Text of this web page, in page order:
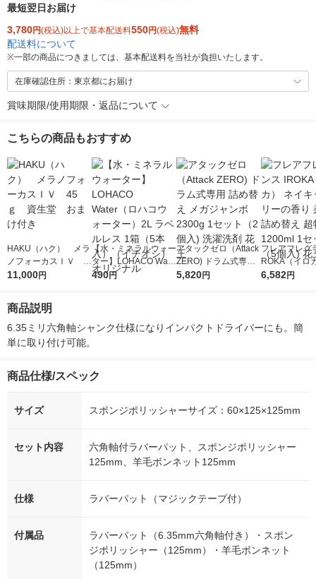
最短翌日お届け
3,780円(税込)以上で基本配送料550円(税込)無料
配送料について
※一部の商品につきましては、基本配送料を当社が負担いたします。
在庫確認住所：東京都にお届け
賞味期限/使用期限・返品について
こちらの商品もおすすめ
HAKU（ハク） メラ
ノフォーカスＩＶ 4
5ｇ 資生堂 おまけ
11,000円
【水・ミネラルウォー
ター】LOHACO Wate
r（ロハコウォータ
490円
アタックゼロ（Attack
ZERO) ドラム式専用
詰め替え メガジャン
5,820円
フレアフレグ
ROKA（イロ
イキッドリリ
6,582円
商品説明
6.35ミリ六角軸シャンク仕様になりインパクトドライバーにも。簡
単に取り付け可能。
商品仕様/スペック
サイズ スポンジポリッシャーサイズ：60×125×125mm
セット内容
六角軸付ラバーパット、スポンジポリッシャー
125mm、羊毛ボンネット125mm
仕様 ラバーパット（マジックテープ付）
付属品
ラバーパット（6.35mm六角軸付き）・スポン
ジポリッシャー（125mm）・羊毛ボンネット
（125mm）